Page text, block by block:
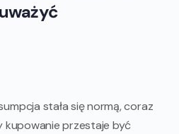
stała się normą, coraz
kupowanie przestaje być